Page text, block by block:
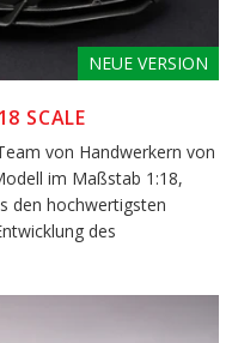
NEUE VERSION
SCALE
von Handwerkern von
im Maßstab 1:18,
den hochwertigsten
des